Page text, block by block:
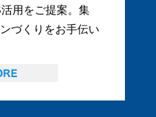
用をご提案。集
づくりをお手伝い